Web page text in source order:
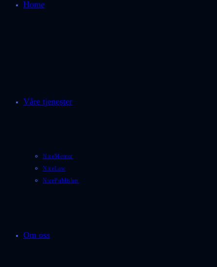
Home
Våre tjenester
NiceMentor
NiceLaw
NicePublisher
Om oss